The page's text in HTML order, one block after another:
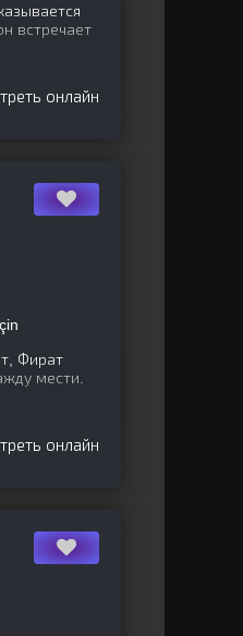
встречает
онлайн
Фират
мести.
онлайн